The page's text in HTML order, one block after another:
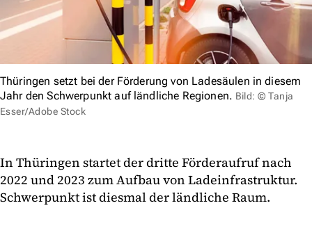
Thüringen setzt bei der Förderung von Ladesäulen in diesem
Jahr den Schwerpunkt auf ländliche Regionen. Bild: © Tanja
Esser/Adobe Stock
In Thüringen startet der dritte Förderaufruf nach
2022 und 2023 zum Aufbau von Ladeinfrastruktur.
Schwerpunkt ist diesmal der ländliche Raum.